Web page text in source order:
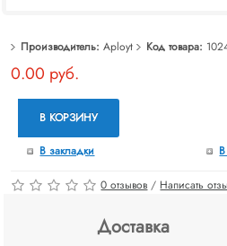
Производитель: Aployt Код товара:
0.00 руб.
В КОРЗИНУ
В закладки
0 отзывов / Написать
Доставка